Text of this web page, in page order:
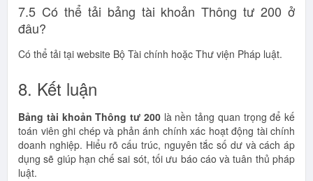
7.5 Có thể tải bảng tài khoản Thông tư 200 ở
đâu?
Có thể tải tại website Bộ Tài chính hoặc Thư viện Pháp luật.
8. Kết luận
Bảng tài khoản Thông tư 200là nền tảng quan trọng để kế
toán viên ghi chép và phản ánh chính xác hoạt động tài chính
doanh nghiệp. Hiểu rõ cấu trúc, nguyên tắc số dư và cách áp
dụng sẽ giúp hạn chế sai sót, tối ưu báo cáo và tuân thủ pháp
luật.